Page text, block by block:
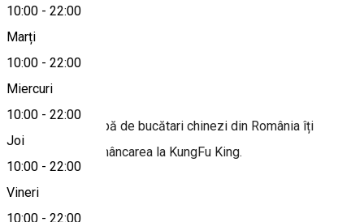
10:00 - 22:00
Marți
10:00 - 22:00
Miercuri
10:00 - 22:00
Joi
10:00 - 22:00
Vineri
10:00 - 22:00
Hartă
Despre
ea mai mare echipă de bucătari chinezi din România îți
prepară cu drag mâncarea la KungFu King.
Alte sugestii